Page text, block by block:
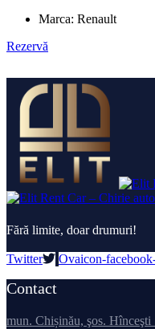
Marca: Renault
Rezervă
Fără limite, doar drumuri!
Twitter Ovaicon-
Contact
mun. Chișinău, şos. Hînceşti